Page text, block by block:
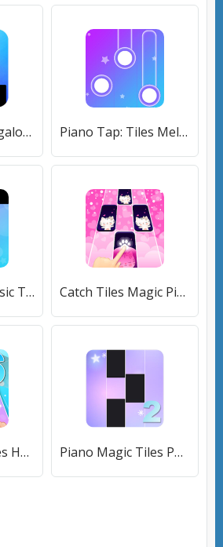
Piano Tiles : Megalovania Undertale Piano Tap: Tiles Melody Magic [Много денег]
Magic Piano Music Tiles 2 [Много денег] Catch Tiles Magic Piano Game [Бесплатные покупки]
Piano Magic Tiles Hot song - Free Piano Game [Бесплатные покупки] Piano Magic Tiles Pop Music 2 [Мод меню]